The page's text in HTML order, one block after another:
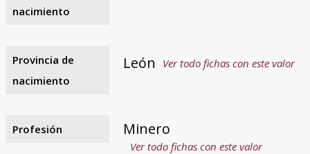
nacimiento
Provincia de
nacimiento
León Ver todo fichas con este valor
Profesión Minero
Ver todo fichas con este valor